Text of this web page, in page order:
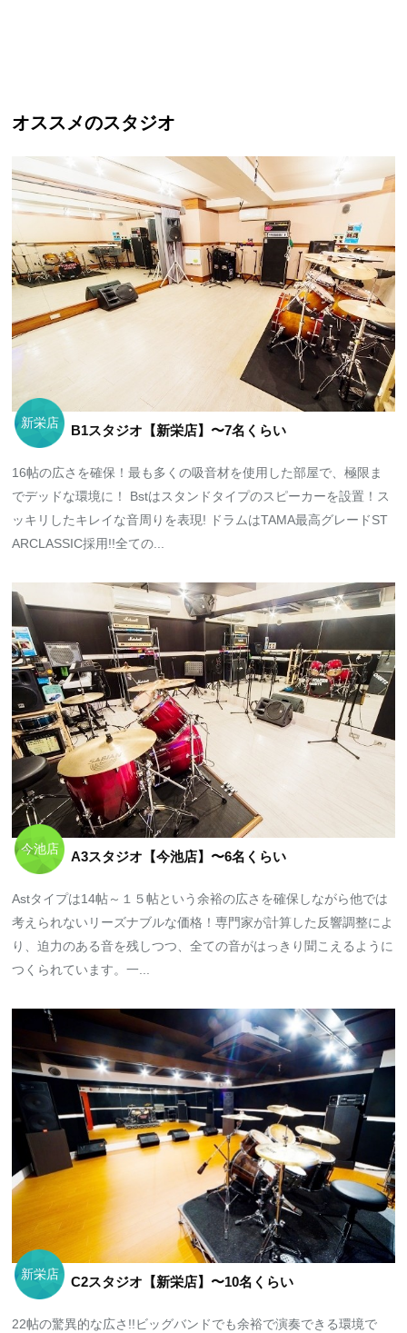
オススメのスタジオ
新栄店 B1スタジオ【新栄店】〜7名くらい
16帖の広さを確保！最も多くの吸音材を使用した部屋で、極限ま
でデッドな環境に！ Bstはスタンドタイプのスピーカーを設置！ス
ッキリしたキレイな音周りを表現! ドラムはTAMA最高グレードST
ARCLASSIC採用!!全ての...
今池店 A3スタジオ【今池店】〜6名くらい
Astタイプは14帖～１５帖という余裕の広さを確保しながら他では
考えられないリーズナブルな価格！専門家が計算した反響調整によ
り、迫力のある音を残しつつ、全ての音がはっきり聞こえるように
つくられています。一...
新栄店 C2スタジオ【新栄店】〜10名くらい
22帖の驚異的な広さ!!ビッグバンドでも余裕で演奏できる環境で